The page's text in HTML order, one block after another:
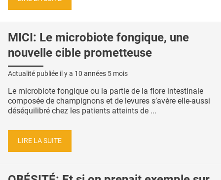
MICI: Le microbiote fongique, une
nouvelle cible prometteuse
Actualité publiée il y a 10 années 5 mois
Le microbiote fongique ou la partie de la flore intestinale
composée de champignons et de levures s’avère elle-aussi
déséquilibré chez les patients atteints de ...
LIRE LA SUITE